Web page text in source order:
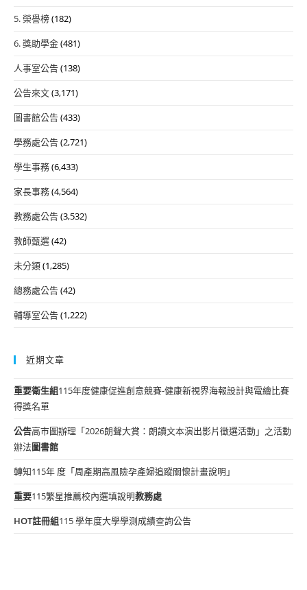
5. 榮譽榜(182)
6. 獎助學金(481)
人事室公告(138)
公告來文(3,171)
圖書館公告(433)
學務處公告(2,721)
學生事務(6,433)
家長事務(4,564)
教務處公告(3,532)
教師甄選(42)
未分類(1,285)
總務處公告(42)
輔導室公告(1,222)
近期文章
重要衛生組115年度健康促進創意競賽-健康新視界海報設計與電繪比賽
得獎名單
公告高市圖辦理「2026朗聲大賞：朗讀文本演出影片徵選活動」之活動
辦法圖書館
轉知115年 度「周產期高風險孕產婦追蹤關懷計畫說明」
重要115繁星推薦校內選填說明教務處
HOT註冊組115 學年度大學學測成績查詢公告